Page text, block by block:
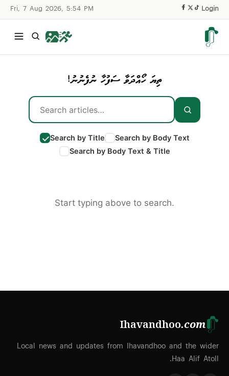
Fri, 7 Aug 2026, 5:54 PM Login
ތިޔަ ހޯއްދަވާ ސަފުހާ ނުފެނުނު!
Search by Title
Search by Body Text
Search by Body Text & Title
Start typing above to search.
Ihavandhoo.com
Local news and updates from Ihavandhoo and the wider
Haa Alif Atoll.